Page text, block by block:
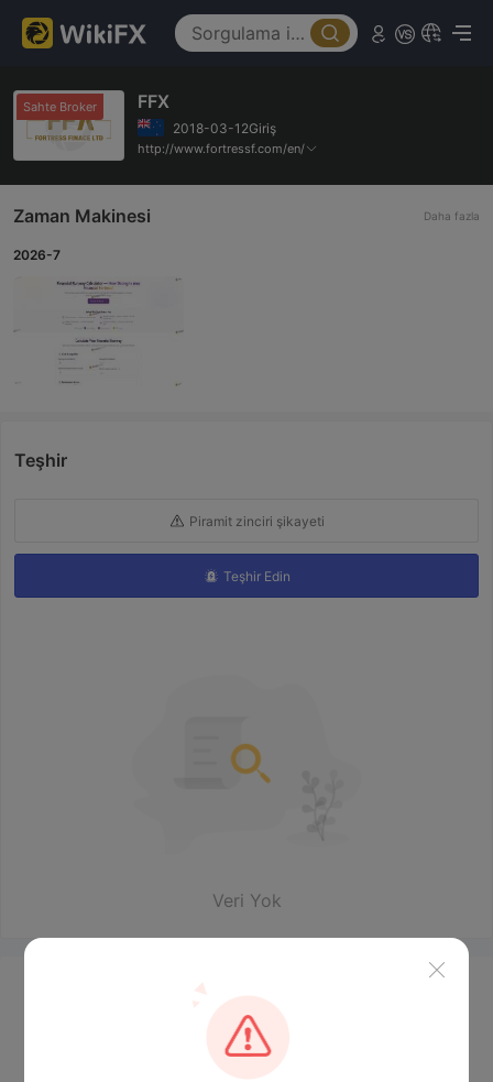
Sahte Broker FFX
2018-03-12Giriş
http://www.fortressf.com/en/
Zaman Makinesi Daha fazla
2026-7
Teşhir
Piramit zinciri şikayeti
Teşhir Edin
Veri Yok